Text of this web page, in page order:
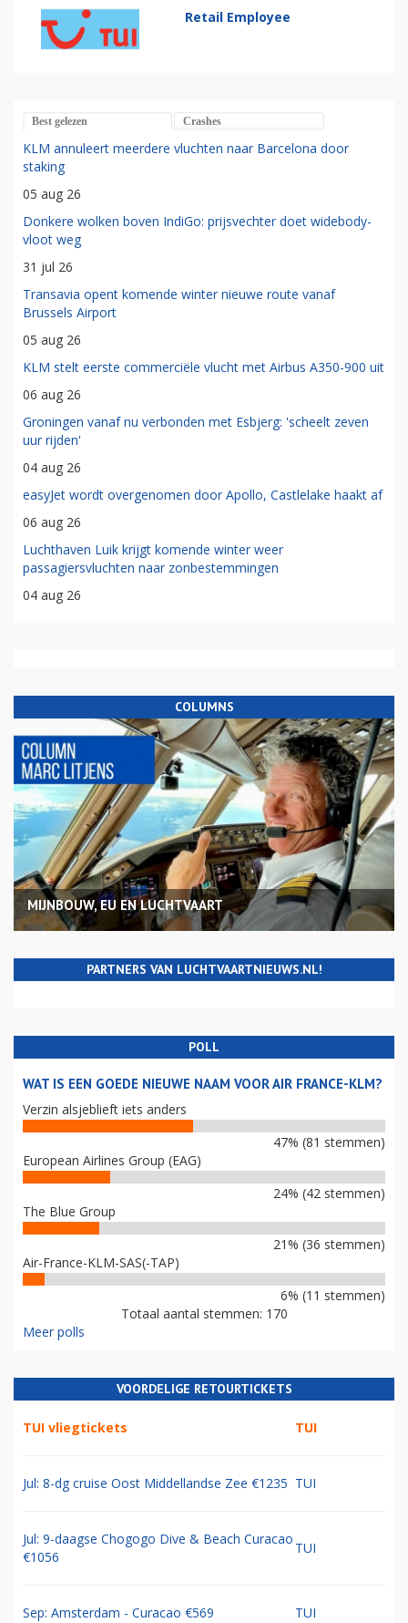
Retail Employee
Best gelezen Crashes
KLM annuleert meerdere vluchten naar Barcelona door
staking
05 aug 26
Donkere wolken boven IndiGo: prijsvechter doet widebody-
vloot weg
31 jul 26
Transavia opent komende winter nieuwe route vanaf
Brussels Airport
05 aug 26
KLM stelt eerste commerciële vlucht met Airbus A350-900 uit
06 aug 26
Groningen vanaf nu verbonden met Esbjerg: 'scheelt zeven
uur rijden'
04 aug 26
easyJet wordt overgenomen door Apollo, Castlelake haakt af
06 aug 26
Luchthaven Luik krijgt komende winter weer
passagiersvluchten naar zonbestemmingen
04 aug 26
COLUMNS
MIJNBOUW, EU EN LUCHTVAART
PARTNERS VAN LUCHTVAARTNIEUWS.NL!
POLL
WAT IS EEN GOEDE NIEUWE NAAM VOOR AIR FRANCE-KLM?
Verzin alsjeblieft iets anders
47% (81 stemmen)
European Airlines Group (EAG)
24% (42 stemmen)
The Blue Group
21% (36 stemmen)
Air-France-KLM-SAS(-TAP)
6% (11 stemmen)
Totaal aantal stemmen: 170
Meer polls
VOORDELIGE RETOURTICKETS
TUI vliegtickets TUI
Jul: 8-dg cruise Oost Middellandse Zee €1235 TUI
Jul: 9-daagse Chogogo Dive & Beach Curacao
€1056
TUI
Sep: Amsterdam - Curacao €569 TUI